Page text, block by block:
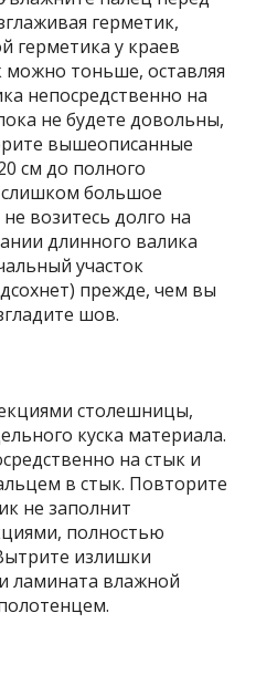
герметик,
герметика у краев
можно тоньше, оставляя
непосредственно на
не будете довольны,
вышеописанные
см до полного
слишком большое
возитесь долго на
длинного валика
участок
прежде, чем вы
шов.
столешницы,
куска материала.
на стык и
в стык. Повторите
не заполнит
полностью
излишки
ламината влажной